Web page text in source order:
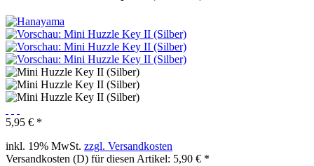
5,95 € *
inkl. 19% MwSt. zzgl. Versandkosten
Versandkosten (D) für diesen Artikel: 5,90 € *